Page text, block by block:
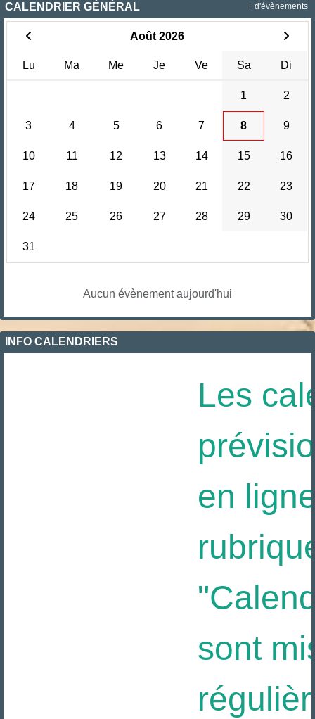
CALENDRIER GÉNÉRAL
Août 2026
Lu Ma Me Je Ve Sa Di
1 2
3 4 5 6 7 8 9
10 11 12 13 14 15 16
17 18 19 20 21 22 23
24 25 26 27 28 29 30
31
Aucun évènement aujourd'hui
+ d'évènements
INFO CALENDRIERS
Les
en
rubrique
sont